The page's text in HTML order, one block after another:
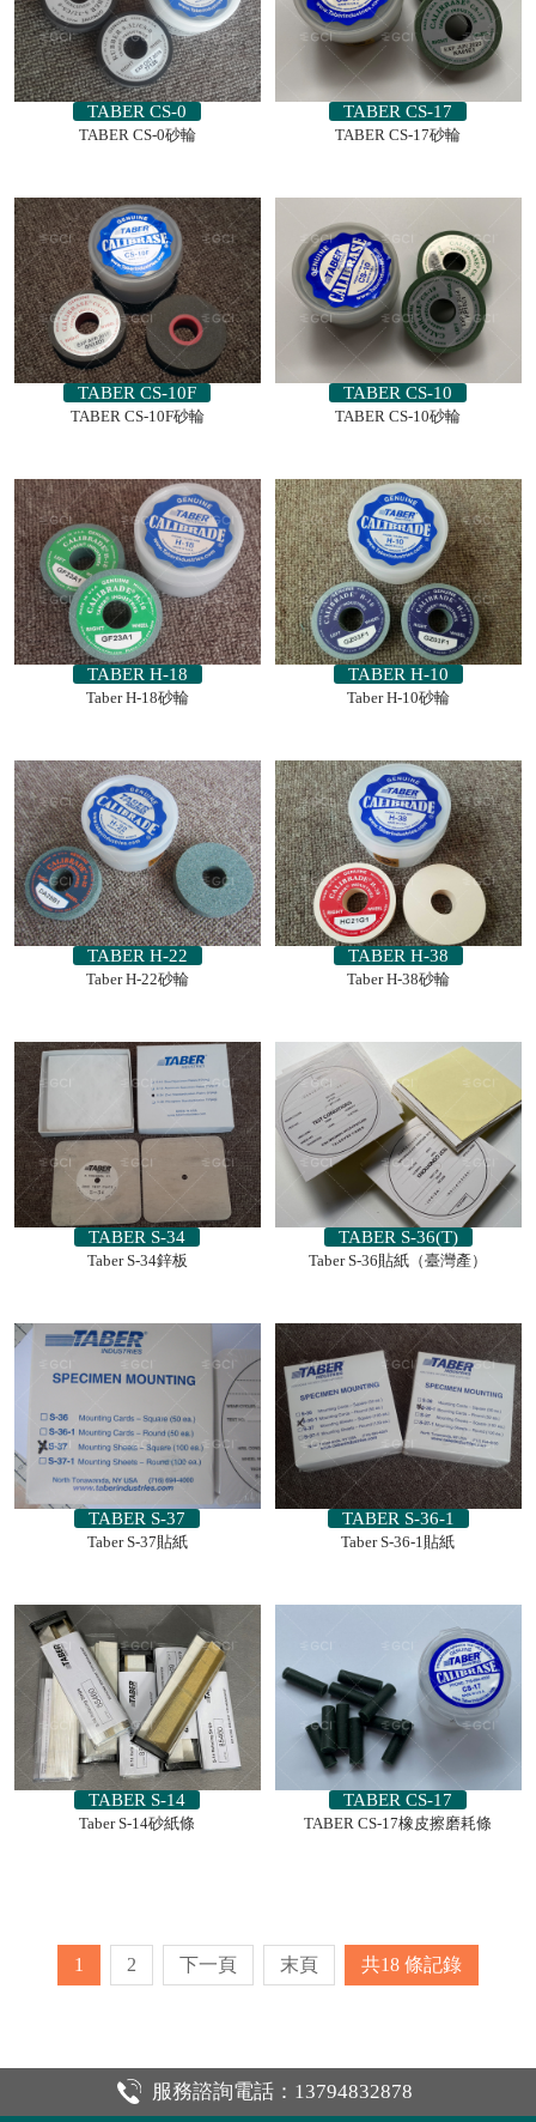
TABER CS-0
TABER CS-0砂輪
TABER CS-17
TABER CS-17砂輪
TABER CS-10F
TABER CS-10F砂輪
TABER CS-10
TABER CS-10砂輪
TABER H-18
Taber H-18砂輪
TABER H-10
Taber H-10砂輪
TABER H-22
Taber H-22砂輪
TABER H-38
Taber H-38砂輪
TABER S-34
Taber S-34鋅板
TABER S-36(T)
Taber S-36貼紙（臺灣產）
TABER S-37
Taber S-37貼紙
TABER S-36-1
Taber S-36-1貼紙
TABER S-14
Taber S-14砂紙條
TABER CS-17
TABER CS-17橡皮擦磨耗條
1 2 下一頁 末頁 共18 條記錄
服務諮詢電話：13794832878